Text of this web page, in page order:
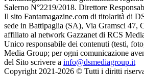
Salerno N°2219/2018. Direttore
Il sito Fantamagazine.com di titolarità di
sede in Battipaglia (SA), Via Gramsci 47,
affiliato al network Gazzanet di RCS
Unico responsabile dei contenuti (testi,
Media Group; per ogni comunicazione
del Sito scrivere a info@dsmediagroup.it
Copyright 2021-2026 © Tutti i diritti